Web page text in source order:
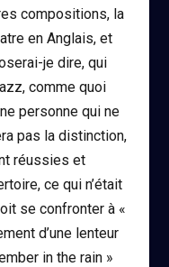
compositions, la
en Anglais, et
je dire, qui
comme quoi
personne qui ne
pas la distinction,
réussies et
ce qui n’était
se confronter à «
d’une lenteur
in the rain »